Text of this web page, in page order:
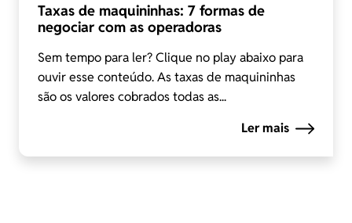
Taxas de maquininhas: 7 formas de
negociar com as operadoras
Sem tempo para ler? Clique no play abaixo para
ouvir esse conteúdo. As taxas de maquininhas
são os valores cobrados todas as...
Ler mais